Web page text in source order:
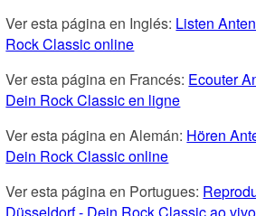
Ver esta página en Inglés: Listen
Rock Classic online
Ver esta página en Francés: Ecouter
Dein Rock Classic en ligne
Ver esta página en Alemán: Hören
Dein Rock Classic online
Ver esta página en Portugues:
Düsseldorf - Dein Rock Classic ao vivo